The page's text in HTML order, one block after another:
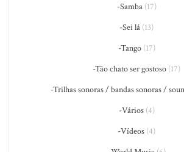
-Samba(17)
-Sei lá (13)
-Tango(17)
-Tão chato ser gostoso (17)
-Trilhas sonoras / bandas sonoras /
-Vários(4)
-Vídeos (4)